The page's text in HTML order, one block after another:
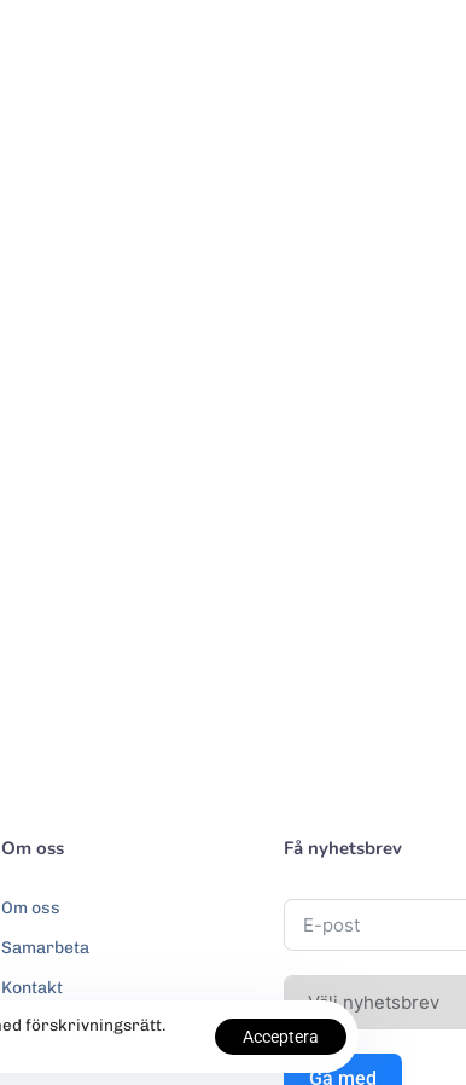
Om oss
Om oss
Samarbeta
Kontakt
Integritetspolicy
Få nyhetsbrev
Gå med
förskrivningsrätt.
Acceptera